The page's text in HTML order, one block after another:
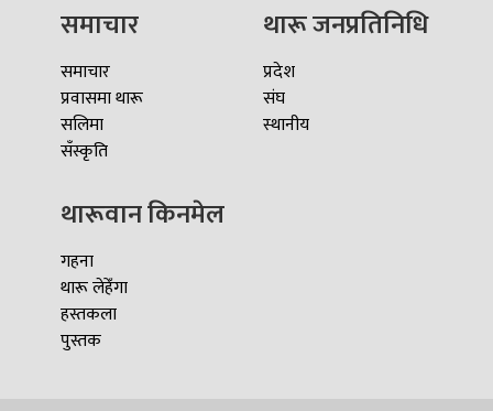
समाचार
समाचार
प्रवासमा थारू
सलिमा
सँस्कृति
थारू जनप्रतिनिधि
प्रदेश
संघ
स्थानीय
थारूवान किनमेल
गहना
थारू लेहेँगा
हस्तकला
पुस्तक